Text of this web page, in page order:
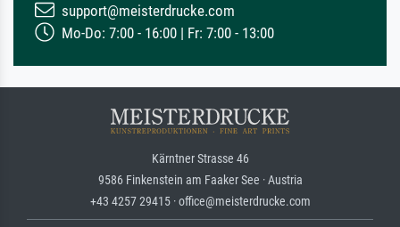
support@meisterdrucke.com
Mo-Do: 7:00 - 16:00 | Fr: 7:00 - 13:00
Kärntner Strasse 46
9586 Finkenstein am Faaker See · Austria
+43 4257 29415 · office@meisterdrucke.com